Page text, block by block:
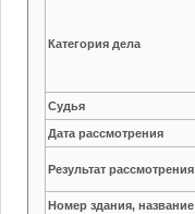
Категория дела
Судья
Дата рассмотрения
Результат рассмотрения
Номер здания, название